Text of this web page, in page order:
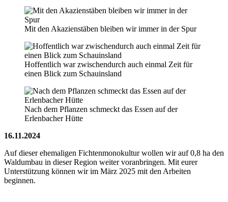
Mit den Akazienstäben bleiben wir immer in der Spur
Hoffentlich war zwischendurch auch einmal Zeit für
einen Blick zum Schauinsland
Nach dem Pflanzen schmeckt das Essen auf der
Erlenbacher Hütte
16.11.2024
Auf dieser ehemaligen Fichtenmonokultur wollen wir auf 0,8 ha den
Waldumbau in dieser Region weiter voranbringen. Mit eurer
Unterstützung können wir im März 2025 mit den Arbeiten
beginnen.